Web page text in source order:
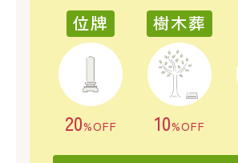
位牌
20%OFF
樹木葬
10%OFF